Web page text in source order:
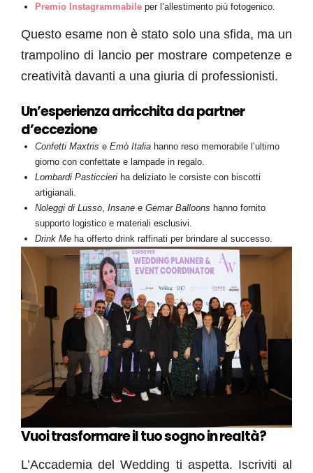
Premio Instagrammabile per l’allestimento più fotogenico.
Questo esame non è stato solo una sfida, ma un
trampolino di lancio per mostrare competenze e
creatività davanti a una giuria di professionisti.
Un’esperienza arricchita da partner
d’eccezione
Confetti Maxtris e Emò Italia hanno reso memorabile l’ultimo
giorno con confettate e lampade in regalo.
Lombardi Pasticcieri ha deliziato le corsiste con biscotti
artigianali.
Noleggi di Lusso Insane e Gemar Balloons hanno fornito
supporto logistico e materiali esclusivi.
Drink Me ha offerto drink raffinati per brindare al successo.
Vuoi trasformare il tuo sogno in realtà?
L’Accademia del Wedding ti aspetta. Iscriviti al